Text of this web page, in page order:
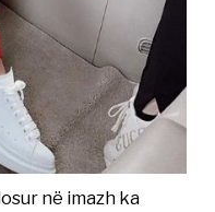
në imazh ka